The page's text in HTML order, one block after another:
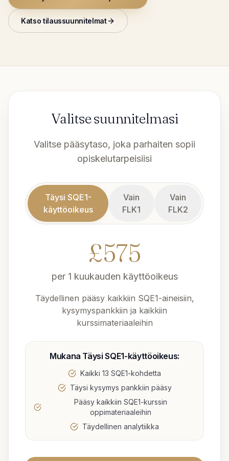
Katso tilaussuunnitelmat
Valitse suunnitelmasi
Valitse pääsytaso, joka parhaiten sopii
opiskelutarpeisiisi
Täysi SQE1-
käyttöoikeus
Vain
FLK1
Vain
FLK2
£575
per 1 kuukauden käyttöoikeus
Täydellinen pääsy kaikkiin SQE1-aineisiin,
kysymyspankkiin ja kaikkiin
kurssimateriaaleihin
Mukana Täysi SQE1-käyttöoikeus:
Kaikki 13 SQE1-kohdetta
Täysi kysymys pankkiin pääsy
Pääsy kaikkiin SQE1-kurssin
oppimateriaaleihin
Täydellinen analytiikka